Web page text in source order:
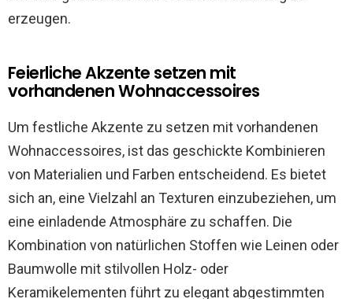
erzeugen.
Feierliche Akzente setzen mit
vorhandenen Wohnaccessoires
Um festliche Akzente zu setzen mit vorhandenen
Wohnaccessoires, ist das geschickte Kombinieren
von Materialien und Farben entscheidend. Es bietet
sich an, eine Vielzahl an Texturen einzubeziehen, um
eine einladende Atmosphäre zu schaffen. Die
Kombination von natürlichen Stoffen wie Leinen oder
Baumwolle mit stilvollen Holz- oder
Keramikelementen führt zu elegant abgestimmten